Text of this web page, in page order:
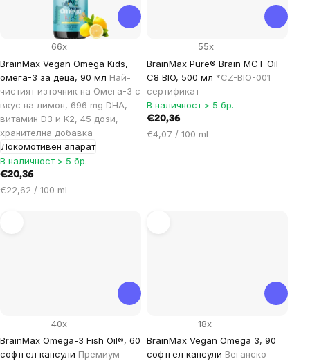
BrainMax Vegan Omega Kids,
омега-3 за деца, 90 мл Най-
чистият източник на Омега-3 с
вкус на лимон, 696 mg DHA,
витамин D3 и K2, 45 дози,
хранителна добавка
Локомотивен апарат
66x
В наличност > 5 бр.
€20,36
Цена
€22,62 / 100 ml
BrainMax Pure® Brain MCT Oil
C8 BIO, 500 мл *CZ-BIO-001
сертификат
55x
В наличност > 5 бр.
€20,36
Цена
€4,07 / 100 ml
BrainMax Omega-3 Fish Oil®, 60
софтгел капсули Премиум
40x
BrainMax Vegan Omega 3, 90
софтгел капсули Веганско
18x